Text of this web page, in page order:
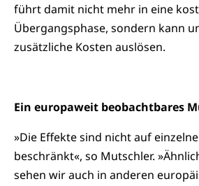
führt damit nicht mehr in eine
Übergangsphase, sondern kann
zusätzliche Kosten auslösen.
Ein europaweit beobachtbares
»Die Effekte sind nicht auf
beschränkt«, so Mutschler.
sehen wir auch in anderen